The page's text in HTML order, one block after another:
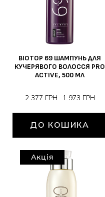
BIOTOP 69 ШАМПУНЬ ДЛЯ
КУЧЕРЯВОГО ВОЛОССЯ PRO
ACTIVE, 500 МЛ
2 377 ГРН 1 973 ГРН
ДО КОШИКА
Акція